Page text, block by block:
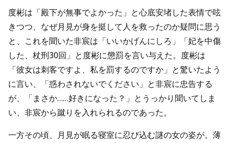
度彬は「殿下が無事でよかった」と心底安堵した表情で呟
きつつ、なぜ月見が身を挺して人を救ったのか疑問に思う
と、これを聞いた非宸は「いいかげんにしろ」「妃を中傷
した、杖刑30回」と度彬に懲罰を言い与えた。度彬は
「彼女は刺客ですよ、私を罰するのですか」と驚いたよう
に言い、「惑わされないでください」と非宸に忠告する
が、「まさか……好きになった？」とうっかり聞いてしま
い、非宸から蹴りを入れられるのであった。
一方その頃、月見が眠る寝室に忍び込む謎の女の姿が。薄